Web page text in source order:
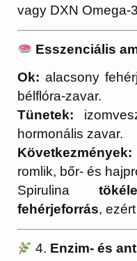
vagy DXN Omega-
Esszenciális
Ok: alacsony
bélflóra-zavar.
Tünetek:
hormonális zavar.
Következmények:
romlik, bőr- és
Spirulina
fehérjeforrás,
4. Enzim- és